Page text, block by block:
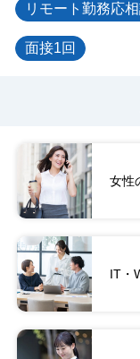
リモート勤務応
面接1回
女性
IT・